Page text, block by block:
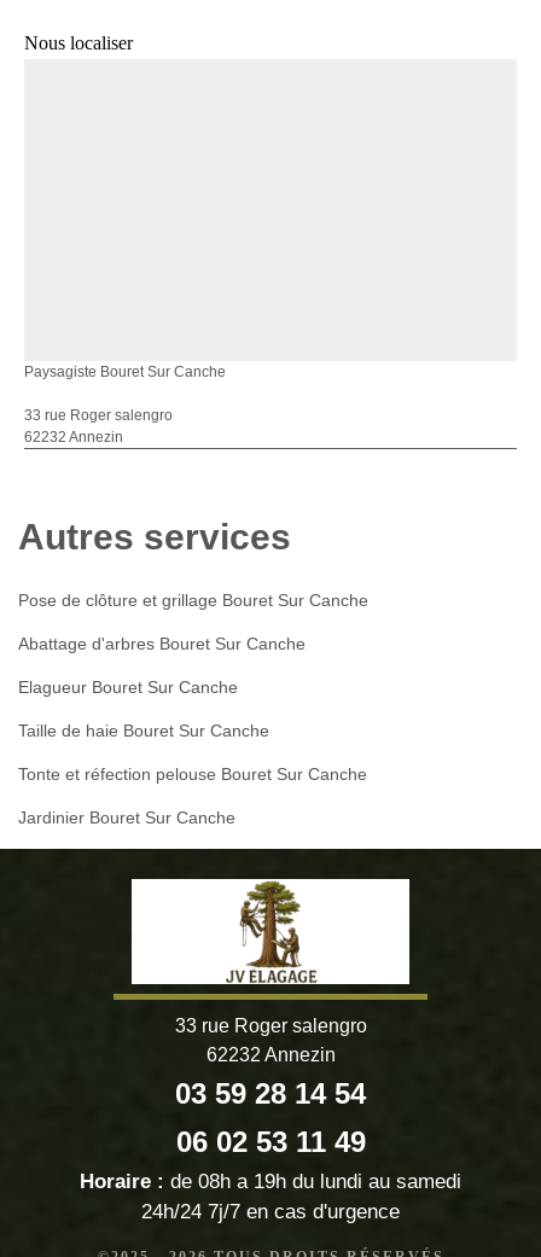
Nous localiser
Paysagiste Bouret Sur Canche
33 rue Roger salengro
62232 Annezin
Autres services
Pose de clôture et grillage Bouret Sur Canche
Abattage d'arbres Bouret Sur Canche
Elagueur Bouret Sur Canche
Taille de haie Bouret Sur Canche
Tonte et réfection pelouse Bouret Sur Canche
Jardinier Bouret Sur Canche
33 rue Roger salengro
62232 Annezin
03 59 28 14 54
06 02 53 11 49
Horaire : de 08h a 19h du lundi au samedi
24h/24 7j/7 en cas d'urgence